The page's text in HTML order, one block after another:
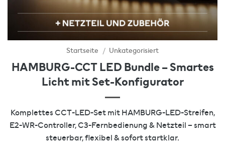
Startseite / Unkategorisiert
HAMBURG-CCT LED Bundle – Smartes
Licht mit Set-Konfigurator
Komplettes CCT-LED-Set mit HAMBURG-LED-Streifen,
E2-WR-Controller, C3-Fernbedienung & Netzteil – smart
steuerbar, flexibel & sofort startklar.